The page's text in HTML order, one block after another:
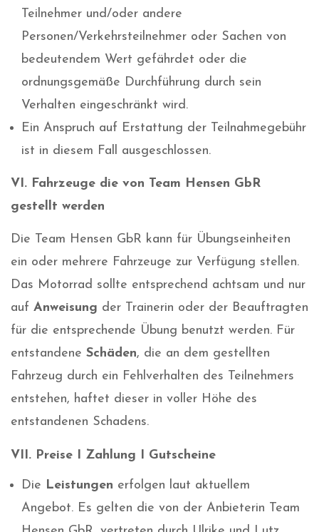
Teilnehmer und/oder andere
Personen/Verkehrsteilnehmer oder Sachen von
bedeutendem Wert gefährdet oder die
ordnungsgemäße Durchführung durch sein
Verhalten eingeschränkt wird.
Ein Anspruch auf Erstattung der Teilnahmegebühr
ist in diesem Fall ausgeschlossen.
VI. Fahrzeuge die von Team Hensen GbR
gestellt werden
Die Team Hensen GbR kann für Übungseinheiten
ein oder mehrere Fahrzeuge zur Verfügung stellen.
Das Motorrad sollte entsprechend achtsam und nur
auf Anweisung der Trainerin oder der Beauftragten
für die entsprechende Übung benutzt werden. Für
entstandene Schäden, die an dem gestellten
Fahrzeug durch ein Fehlverhalten des Teilnehmers
entstehen, haftet dieser in voller Höhe des
entstandenen Schadens.
VII. Preise I Zahlung I Gutscheine
Die Leistungen erfolgen laut aktuellem
Angebot. Es gelten die von der Anbieterin Team